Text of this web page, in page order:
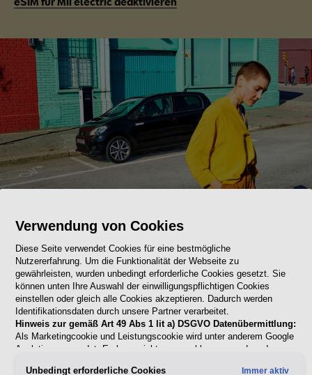
Alles im Griff. Immer
und überall.
Akkustand checken? Wunschtemperatur voreinstellen? Oder
dir anzeigen lassen, wo genau du geparkt hast? Machs dir
einfach. Per MySEAT App.
Verwendung von Cookies
Diese Seite verwendet Cookies für eine bestmögliche
Nutzererfahrung. Um die Funktionalität der Webseite zu
gewährleisten, wurden unbedingt erforderliche Cookies gesetzt. Sie
können unten Ihre Auswahl der einwilligungspflichtigen Cookies
einstellen oder gleich alle Cookies akzeptieren. Dadurch werden
Identifikationsdaten durch unsere Partner verarbeitet.
Hinweis zur gemäß Art 49 Abs 1 lit a) DSGVO Datenübermittlung:
Als Marketingcookie und Leistungscookie wird unter anderem Google
Analytics verwendet. Es kann nicht ausgeschlossen werden, dass
Unbedingt erforderliche Cookies Immer aktiv